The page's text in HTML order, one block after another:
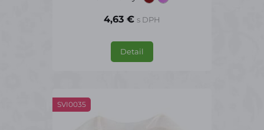
4,63 € s DPH
Detail
SVI0035